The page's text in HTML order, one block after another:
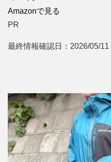
Amazonで見る
PR
最終情報確認日：2026/05/11